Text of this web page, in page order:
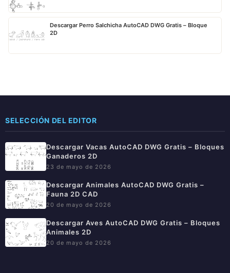
Descargar Perro Salchicha AutoCAD DWG Gratis – Bloque
2D
SELECCIÓN DEL EDITOR
Descargar Vacas AutoCAD DWG Gratis – Bloques
Ganaderos 2D
23 de mayo de 2026
Descargar Animales AutoCAD DWG Gratis –
Fauna 2D CAD
20 de mayo de 2026
Descargar Aves AutoCAD DWG Gratis – Bloques
Animales 2D
20 de mayo de 2026